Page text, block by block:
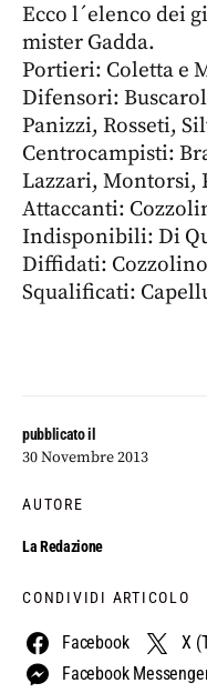
pubblicato il
30 Novembre 2013
AUTORE
La Redazione
CONDIVIDI ARTICOLO
Facebook X
Facebook
Ecco l´elenco dei
mister Gadda.
Portieri: Coletta e
Difensori:
Panizzi, Rosseti,
Centrocampisti:
Lazzari, Montorsi,
Attaccanti:
Indisponibili: Di
Diffidati:
Squalificati: